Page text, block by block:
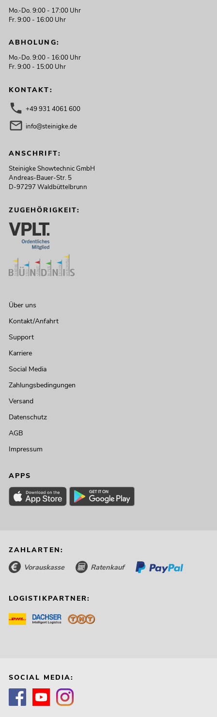
Mo.-Do. 9:00 - 17:00 Uhr
Fr. 9:00 - 16:00 Uhr
ABHOLUNG:
Mo.-Do. 9:00 - 16:00 Uhr
Fr. 9:00 - 15:00 Uhr
KONTAKT:
+49 931 4061 600
info@steinigke.de
ANSCHRIFT:
Steinigke Showtechnic GmbH
Andreas-Bauer-Str. 5
D-97297 Waldbüttelbrunn
ZUGEHÖRIGKEIT:
Über uns
Kontakt/Anfahrt
Support
Karriere
Social Media
Zahlungsbedingungen
Versand
Datenschutz
AGB
Impressum
APPS
ZAHLARTEN:
Vorauskasse Ratenkauf
LOGISTIKPARTNER:
SOCIAL MEDIA: